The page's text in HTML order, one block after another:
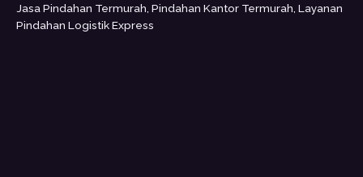
Jasa Pindahan Termurah, Pindahan Kantor Termurah, Layanan
Pindahan Logistik Express